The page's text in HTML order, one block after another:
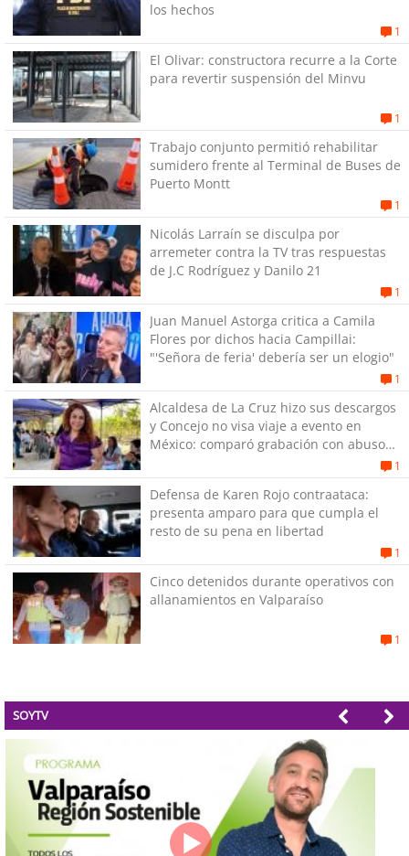
los hechos
1
El Olivar: constructora recurre a la Corte
para revertir suspensión del Minvu
1
Trabajo conjunto permitió rehabilitar
sumidero frente al Terminal de Buses de
Puerto Montt
1
Nicolás Larraín se disculpa por
arremeter contra la TV tras respuestas
de J.C Rodríguez y Danilo 21
1
Juan Manuel Astorga critica a Camila
Flores por dichos hacia Campillai:
"'Señora de feria' debería ser un elogio"
1
Alcaldesa de La Cruz hizo sus descargos
y Concejo no visa viaje a evento en
México: comparó grabación con abuso
1
Defensa de Karen Rojo contraataca:
presenta amparo para que cumpla el
resto de su pena en libertad
1
Cinco detenidos durante operativos con
allanamientos en Valparaíso
1
SOYTV